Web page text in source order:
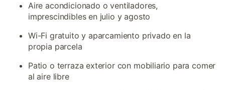
Aire acondicionado o ventiladores,
imprescindibles en julio y agosto
Wi-Fi gratuito y aparcamiento privado en la
propia parcela
Patio o terraza exterior con mobiliario para comer
al aire libre